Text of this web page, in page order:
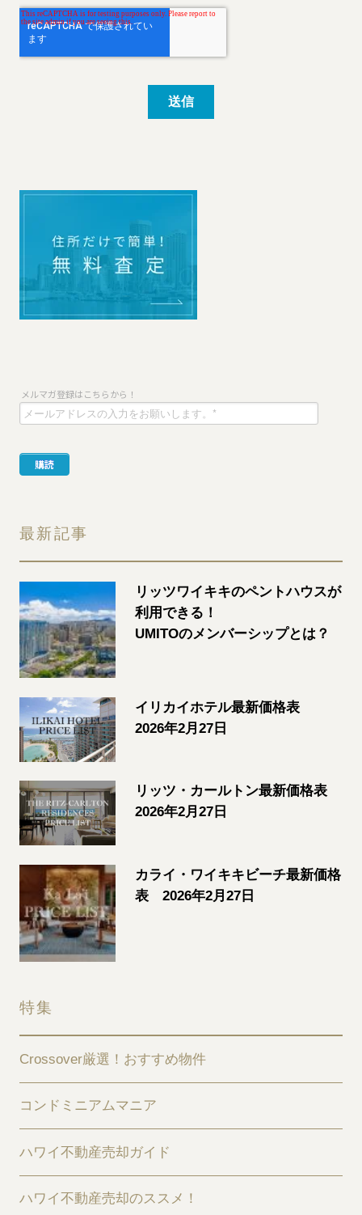
最新記事
リッツワイキキのペントハウスが
利用できる！
UMITOのメンバーシップとは？
イリカイホテル最新価格表
2026年2月27日
リッツ・カールトン最新価格表
2026年2月27日
カライ・ワイキキビーチ最新価格
表 2026年2月27日
特集
Crossover厳選！おすすめ物件
コンドミニアムマニア
ハワイ不動産売却ガイド
ハワイ不動産売却のススメ！